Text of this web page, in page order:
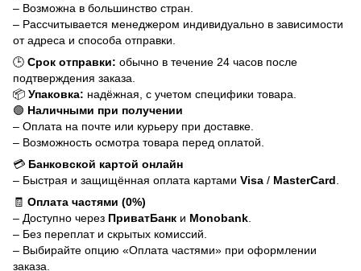
– Возможна в большинство стран.
– Рассчитывается менеджером индивидуально в зависимости
от адреса и способа отправки.
🕒 Срок отправки: обычно в течение 24 часов после
подтверждения заказа.
📦 Упаковка: надёжная, с учетом специфики товара.
🟢 Наличными при получении
– Оплата на почте или курьеру при доставке.
– Возможность осмотра товара перед оплатой.
💳 Банковской картой онлайн
– Быстрая и защищённая оплата картами Visa / MasterCard
🧾 Оплата частями (0%)
– Доступно через ПриватБанк и Monobank
– Без переплат и скрытых комиссий.
– Выбирайте опцию «Оплата частями» при оформлении
заказа.